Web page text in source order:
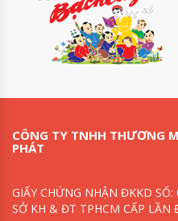
CÔNG TY TNHH THƯƠNG
PHÁT
GIẤY CHỨNG NHẬN ĐKKD
SỞ KH & ĐT TPHCM CẤP LẦN